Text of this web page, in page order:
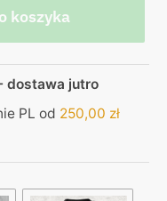
koszyka
dostawa jutro
PL od 250,00 zł